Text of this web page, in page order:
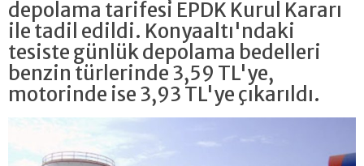
depolama tarifesi EPDK Kurul Kararı
ile tadil edildi. Konyaaltı'ndaki
tesiste günlük depolama bedelleri
benzin türlerinde 3,59 TL'ye,
motorinde ise 3,93 TL'ye çıkarıldı.